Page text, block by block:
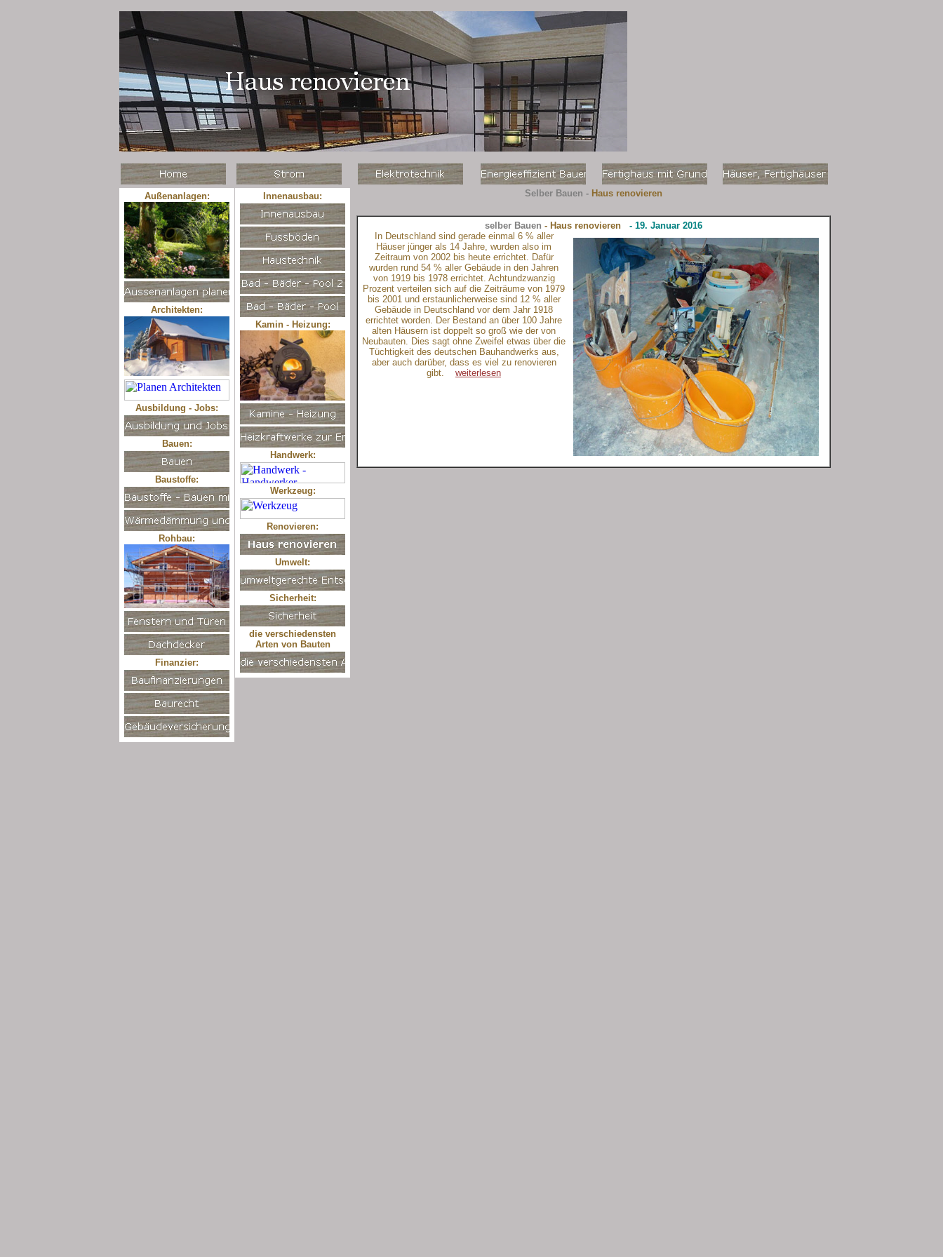
Außenanlagen:
Architekten:
Ausbildung - Jobs:
Bauen:
Baustoffe:
Rohbau:
Finanzier:
Innenausbau:
Kamin - Heizung:
Handwerk:
Werkzeug:
Renovieren:
Umwelt:
Sicherheit:
die verschiedensten
Arten von Bauten
Selber Bauen - Haus renovieren
selber Bauen - Haus renovieren - 19. Januar 2016
In Deutschland sind gerade einmal 6 % aller
Häuser jünger als 14 Jahre, wurden also im
Zeitraum von 2002 bis heute errichtet. Dafür
wurden rund 54 % aller Gebäude in den Jahren
von 1919 bis 1978 errichtet. Achtundzwanzig
Prozent verteilen sich auf die Zeiträume von 1979
bis 2001 und erstaunlicherweise sind 12 % aller
Gebäude in Deutschland vor dem Jahr 1918
errichtet worden. Der Bestand an über 100 Jahre
alten Häusern ist doppelt so groß wie der von
Neubauten. Dies sagt ohne Zweifel etwas über die
Tüchtigkeit des deutschen Bauhandwerks aus,
aber auch darüber, dass es viel zu renovieren
gibt. weiterlesen